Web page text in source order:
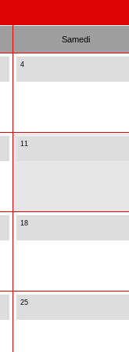
Samedi
4
11
18
25